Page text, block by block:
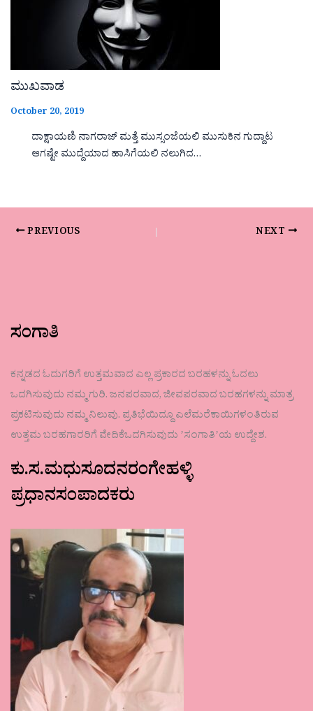
ಮುಖವಾಡ
October 20, 2019
ದಾಕ್ಷಾಯಣಿ ನಾಗರಾಜ್ ಮತ್ತೆ ಮುಸ್ಸಂಜೆಯಲಿ ಮುಸುಕಿನ ಗುದ್ದಾಟ
ಆಗಷ್ಟೇ ಮುದ್ದೆಯಾದ ಹಾಸಿಗೆಯಲಿ ನಲುಗಿದ…
PREVIOUS NEXT
ಸಂಗಾತಿ
ಕನ್ನಡದ ಓದುಗರಿಗೆ ಉತ್ತಮವಾದ ಎಲ್ಲ ಪ್ರಕಾರದ ಬರಹಳನ್ನು ಓದಲು
ಒದಗಿಸುವುದು ನಮ್ಮ ಗುರಿ. ಜನಪರವಾದ, ಜೀವಪರವಾದ ಬರಹಗಳನ್ನು ಮಾತ್ರ
ಪ್ರಕಟಿಸುವುದು ನಮ್ಮ ನಿಲುವು. ಪ್ರತಿಭೆಯಿದ್ದೂ ಎಲೆಮರೆಕಾಯಿಗಳಂತಿರುವ
ಉತ್ತಮ ಬರಹಗಾರರಿಗೆ ವೇದಿಕೆಒದಗಿಸುವುದು ʼಸಂಗಾತಿʼಯ ಉದ್ದೇಶ.
ಕು.ಸ.ಮಧುಸೂದನರಂಗೇಹಳ್ಳಿ
ಪ್ರಧಾನಸಂಪಾದಕರು